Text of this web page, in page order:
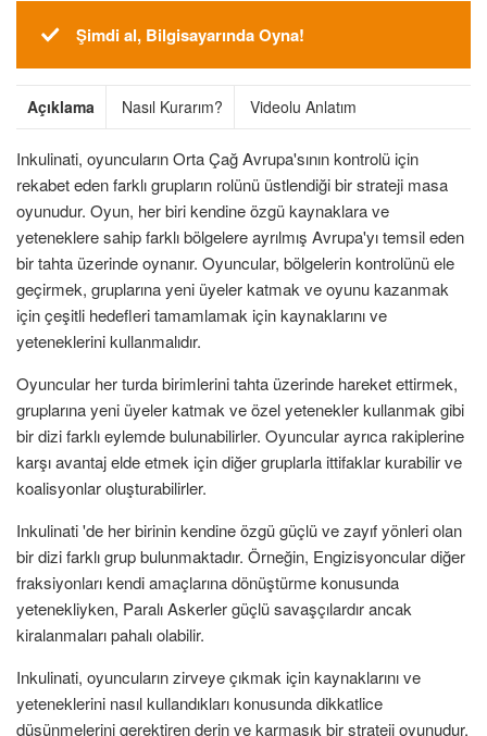
Şimdi al, Bilgisayarında Oyna!
Açıklama Nasıl Kurarım? Videolu Anlatım
Inkulinati, oyuncuların Orta Çağ Avrupa'sının kontrolü için
rekabet eden farklı grupların rolünü üstlendiği bir strateji masa
oyunudur. Oyun, her biri kendine özgü kaynaklara ve
yeteneklere sahip farklı bölgelere ayrılmış Avrupa'yı temsil eden
bir tahta üzerinde oynanır. Oyuncular, bölgelerin kontrolünü ele
geçirmek, gruplarına yeni üyeler katmak ve oyunu kazanmak
için çeşitli hedefleri tamamlamak için kaynaklarını ve
yeteneklerini kullanmalıdır.
Oyuncular her turda birimlerini tahta üzerinde hareket ettirmek,
gruplarına yeni üyeler katmak ve özel yetenekler kullanmak gibi
bir dizi farklı eylemde bulunabilirler. Oyuncular ayrıca rakiplerine
karşı avantaj elde etmek için diğer gruplarla ittifaklar kurabilir ve
koalisyonlar oluşturabilirler.
Inkulinati 'de her birinin kendine özgü güçlü ve zayıf yönleri olan
bir dizi farklı grup bulunmaktadır. Örneğin, Engizisyoncular diğer
fraksiyonları kendi amaçlarına dönüştürme konusunda
yetenekliyken, Paralı Askerler güçlü savaşçılardır ancak
kiralanmaları pahalı olabilir.
Inkulinati, oyuncuların zirveye çıkmak için kaynaklarını ve
yeteneklerini nasıl kullandıkları konusunda dikkatlice
düşünmelerini gerektiren derin ve karmaşık bir strateji oyunudur.